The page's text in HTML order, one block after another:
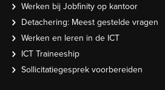
Werken bij Jobfinity op kantoor
Detachering: Meest gestelde vragen
Werken en leren in de ICT
ICT Traineeship
Sollicitatiegesprek voorbereiden